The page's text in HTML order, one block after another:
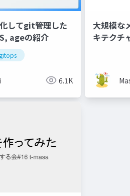
してgit管理した
ageの紹介
gitops
6.1K
大規模な
キテクチ